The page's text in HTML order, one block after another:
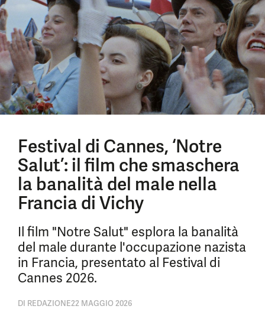
Festival di Cannes, ‘Notre
Salut’: il film che smaschera
la banalità del male nella
Francia di Vichy
Il film "Notre Salut" esplora la banalità
del male durante l'occupazione nazista
in Francia, presentato al Festival di
Cannes 2026.
DI REDAZIONE22 MAGGIO 2026